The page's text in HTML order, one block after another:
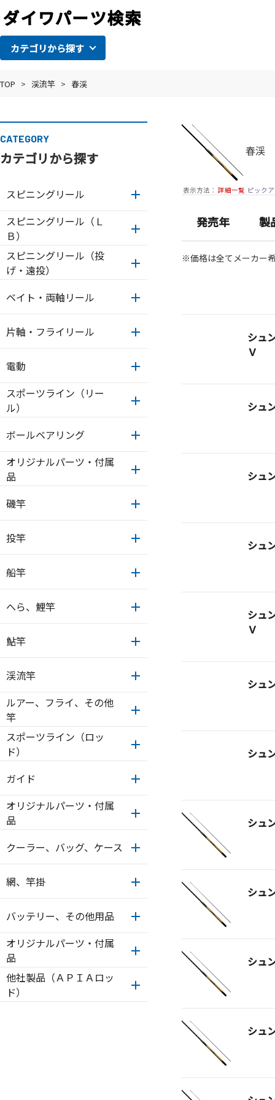
カテゴリから探す
TOP > 渓流竿 > 春渓
CATEGORY
カテゴリから探す
スピニングリール
スピニングリール（Ｌ
Ｂ）
スピニングリール（投
げ・遠投）
ベイト・両軸リール
片軸・フライリール
電動
スポーツライン（リー
ル）
ボールベアリング
オリジナルパーツ・付属
品
磯竿
投竿
船竿
へら、鯉竿
鮎竿
渓流竿
ルアー、フライ、その他
竿
スポーツライン（ロッ
ド）
ガイド
オリジナルパーツ・付属
品
クーラー、バッグ、ケース
網、竿掛
バッテリー、その他用品
オリジナルパーツ・付属
品
他社製品（ＡＰＩＡロッ
ド）
春渓
表示方法： 詳細一覧 ピック
発売年 製
※価格は全てメーカー
シュ
Ｖ
シュ
シュ
シュ
シュ
Ｖ
シュ
シュ
シュ
シュ
シュ
シュ